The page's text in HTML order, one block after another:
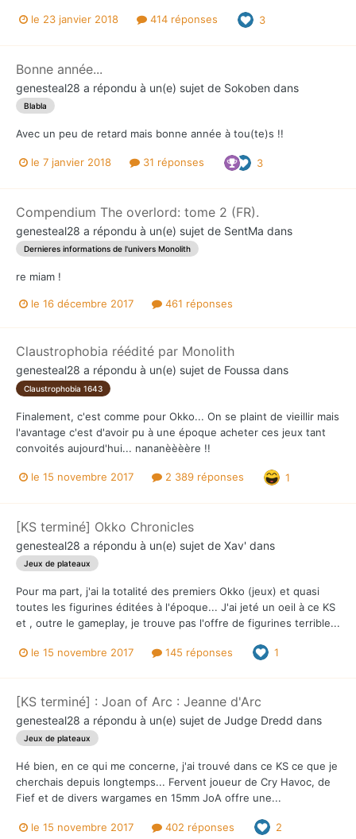
le 23 janvier 2018 414 réponses 3
Bonne année...
genesteal28 a répondu à un(e) sujet de Sokoben dans
Blabla
Avec un peu de retard mais bonne année à tou(te)s !!
le 7 janvier 2018 31 réponses 3
Compendium The overlord: tome 2 (FR).
genesteal28 a répondu à un(e) sujet de SentMa dans
Dernieres informations de l'univers Monolith
re miam !
le 16 décembre 2017 461 réponses
Claustrophobia réédité par Monolith
genesteal28 a répondu à un(e) sujet de Foussa dans
Claustrophobia 1643
Finalement, c'est comme pour Okko... On se plaint de vieillir mais
l'avantage c'est d'avoir pu à une époque acheter ces jeux tant
convoités aujourd'hui... nananèèèère !!
le 15 novembre 2017 2 389 réponses 1
[KS terminé] Okko Chronicles
genesteal28 a répondu à un(e) sujet de Xav' dans
Jeux de plateaux
Pour ma part, j'ai la totalité des premiers Okko (jeux) et quasi
toutes les figurines éditées à l'époque... J'ai jeté un oeil à ce KS
et , outre le gameplay, je trouve pas l'offre de figurines terrible...
le 15 novembre 2017 145 réponses 1
[KS terminé] : Joan of Arc : Jeanne d'Arc
genesteal28 a répondu à un(e) sujet de Judge Dredd dans
Jeux de plateaux
Hé bien, en ce qui me concerne, j'ai trouvé dans ce KS ce que je
cherchais depuis longtemps... Fervent joueur de Cry Havoc, de
Fief et de divers wargames en 15mm JoA offre une...
le 15 novembre 2017 402 réponses 2